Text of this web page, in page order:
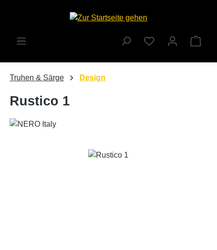
Zum Hauptinhalt springen
Truhen & Särge Design
Rustico 1
Bildergalerie überspringen